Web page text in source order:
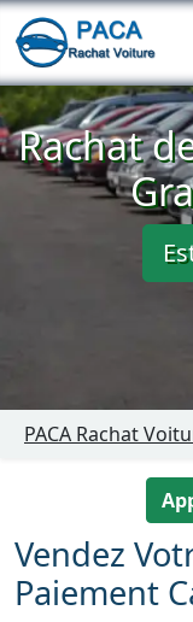
Rachat
PACA Rachat
Vendez
Paiement